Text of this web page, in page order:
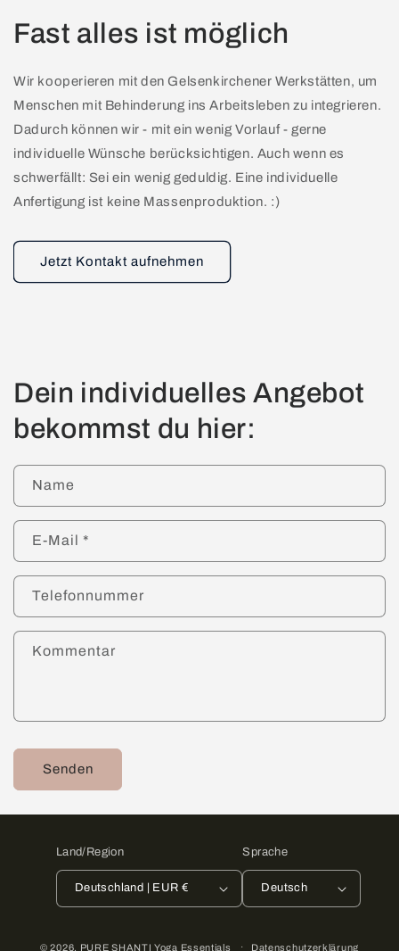
Fast alles ist möglich
Wir kooperieren mit den Gelsenkirchener Werkstätten, um
Menschen mit Behinderung ins Arbeitsleben zu integrieren.
Dadurch können wir - mit ein wenig Vorlauf - gerne
individuelle Wünsche berücksichtigen. Auch wenn es
schwerfällt: Sei ein wenig geduldig. Eine individuelle
Anfertigung ist keine Massenproduktion. :)
Jetzt Kontakt aufnehmen
Dein individuelles Angebot
bekommst du hier:
Name
E-Mail *
Telefonnummer
Kommentar
Senden
Land/Region
Deutschland | EUR €
Sprache
Deutsch
© 2026, PURE SHANTI Yoga Essentials Datenschutzerklärung